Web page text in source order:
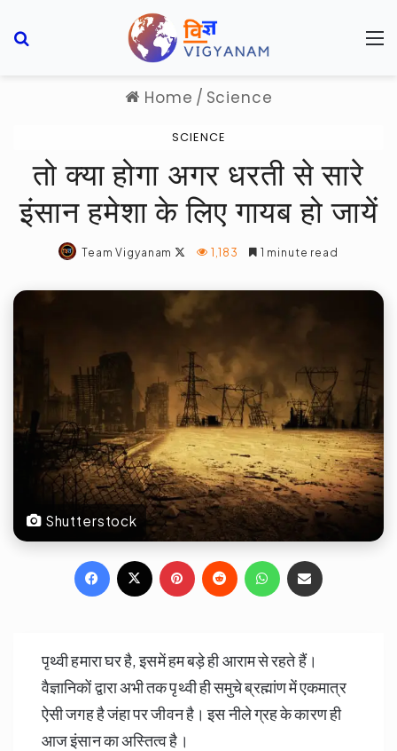
Home / Science
SCIENCE
तो क्या होगा अगर धरती से सारे
इंसान हमेशा के लिए गायब हो जायें
Team Vigyanam
Follow
X
1,183 1 minute read
Shutterstock
Facebook Pinterest
Reddit WhatsApp
पृथ्वी हमारा घर है, इसमें हम बड़े ही आराम से रहते हैं।
वैज्ञानिकों द्वारा अभी तक पृथ्वी ही समुचे ब्रह्मांण में एकमात्र
ऐसी जगह है जंहा पर जीवन है। इस नीले ग्रह के कारण ही
आज इंसान का अस्तित्व है।